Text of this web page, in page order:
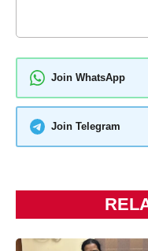
Join WhatsApp
Join Telegram